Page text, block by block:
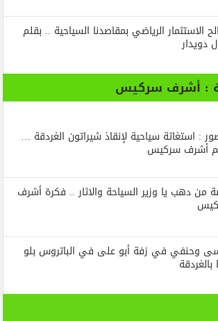
الاستثمار الرياضي بمقاصدنا السياحية .. بقلم
دويدار
: أشرف سركيس
: استغاثة سياحية لإنقاذ شيراتون الغردقة …
أشرف سركيس
من دهب يا وزير السياحة والاثار .. فكرة أشرف
وحنفي في زفة أبو على في الباتروس بلو